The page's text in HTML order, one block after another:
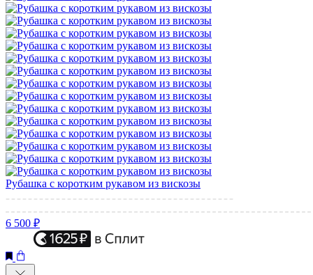
Рубашка с коротким рукавом из вискозы
6 500 ₽